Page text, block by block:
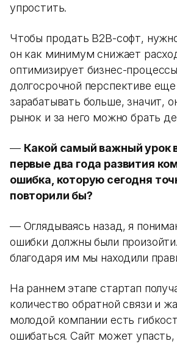
упростить.
Чтобы продать B2B-софт,
он как минимум снижает
оптимизирует бизнес-
долгосрочной перспективе
зарабатывать больше, значит,
рынок и за него можно брать
— Какой самый важный урок
первые два года развития
ошибка, которую сегодня
повторили бы?
— Оглядываясь назад, я
ошибки должны были
благодаря им мы находили
На раннем этапе стартап
количество обратной связи и
молодой компании есть
ошибаться. Сайт может